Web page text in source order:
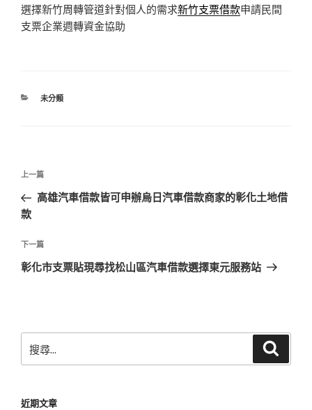
選擇新竹周轉管道針對個人的需求新竹支票借款申請民間
支票企業週轉資金協助
分
未分類
文
導
覽
上
一
篇
章
上一篇
高雄汽車借款皆可申辦烏日汽車借款商家的彰化土地借
款
下
一
下一篇
彰化市支票貼現尋找松山區汽車借款選擇東元服務站
尋
近期文章